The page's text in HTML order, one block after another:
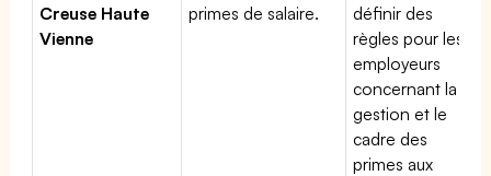
Creuse Haute
Vienne
primes de salaire.
définir des
règles pour les
employeurs
concernant la
gestion et le
cadre des
primes aux